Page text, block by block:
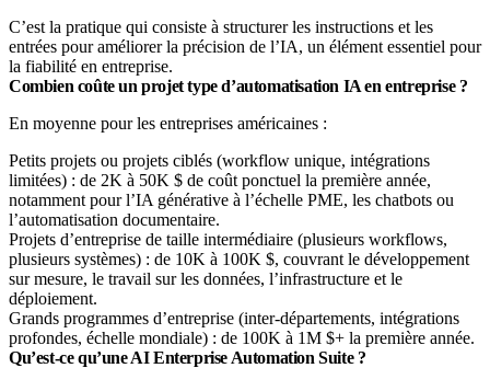
C’est la pratique qui consiste à structurer les instructions et les
entrées pour améliorer la précision de l’IA, un élément essentiel pour
la fiabilité en entreprise.
Combien coûte un projet type d’automatisation IA en entreprise ?
En moyenne pour les entreprises américaines :
Petits projets ou projets ciblés (workflow unique, intégrations
limitées) : de 2K à 50K $ de coût ponctuel la première année,
notamment pour l’IA générative à l’échelle PME, les chatbots ou
l’automatisation documentaire.
Projets d’entreprise de taille intermédiaire (plusieurs workflows,
plusieurs systèmes) : de 10K à 100K $, couvrant le développement
sur mesure, le travail sur les données, l’infrastructure et le
déploiement.
Grands programmes d’entreprise (inter-départements, intégrations
profondes, échelle mondiale) : de 100K à 1M $+ la première année.
Qu’est-ce qu’une AI Enterprise Automation Suite ?